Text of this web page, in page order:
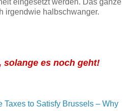
eingesetzt werden. Das ganze
irgendwie halbschwanger.
solange es noch geht!
Taxes to Satisfy Brussels – Why